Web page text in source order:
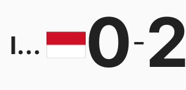
Indonesia W 0-2